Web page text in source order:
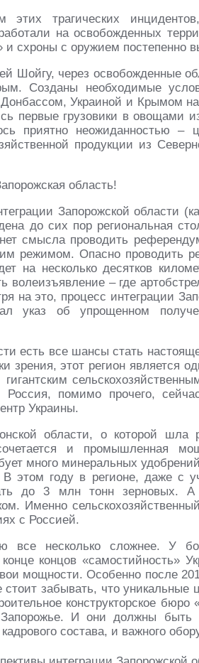
трагических
на освобожденных
и схроны с оружием
Шойгу, через освобожденные
Созданы необходимые
Украиной и Крымом на
первые грузовики в овощами
приятно неожиданностью
продукции из
область!
Запорожской области
до сих пор региональная
смысла проводить
режимом. Опасно проводить
на несколько десятков
волеизъявление – где
на это, процесс интеграции
указ об упрощенном
есть все шансы стать
зрения, этот регион
Россия, помимо прочего,
Украины.
области, о которой
и промышленная
много минеральных
В этом году в регионе, даже с
до 3 млн тонн зерновых.
Именно
с Россией.
все несколько сложнее. У
концов «самостийность»
мощности. Особенно после
забывать, что уникальные
конструкторское
И они должны
состава, и важного